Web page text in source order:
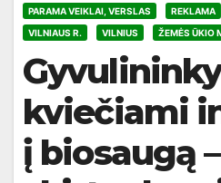
PARAMA VEIKLAI, VERSLAS
REKLAMA
VILNIAUS R.
VILNIUS ŽEMĖS ŪKIO
kviečiami
į biosaugą